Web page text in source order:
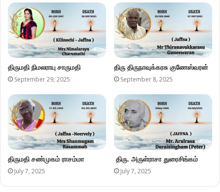
திருமதி நிமலராயு சாருமதி
September 29, 2025
திரு திருநாவுக்கரசு குணேஸ்வரன்
September 8, 2025
திருமதி சண்முகம் ராசம்மா
July 7, 2025
திரு. அருள்ராசா துரைசிங்கம்
July 7, 2025